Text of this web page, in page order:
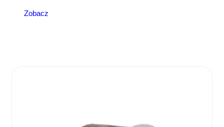
Zobacz